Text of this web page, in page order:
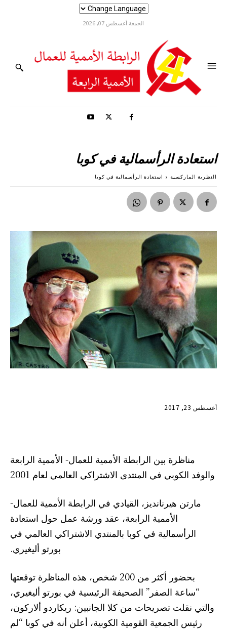
الجمعة أغسطس 07, 2026
استعادة الرأسمالية في كوبا
النظرية الماركسية استعادة الرأسمالية في كوبا
أغسطس 23, 2017
مناظرة بين الرابطة الأممية للعمال- الأممية الرابعة
والوفد الكوبي في المنتدى الاشتراكي العالمي لعام 2001
مارتن هيرنانديز، القيادي في الرابطة الأممية للعمال-
الأممية الرابعة، عقد ورشة عمل حول استعادة
الرأسمالية في كوبا بالمنتدي الاشتراكي العالمي في
بورتو أليغيري.
بحضور أكثر من 200 شخص، هذه المناظرة توقعتها
“ساعة الصفر” الصحيفة الرئيسية في بورتو أليغيري،
والتي نقلت تصريحات من كلا الجانبين: ريكاردو ألاركون،
رئيس الجمعية القومية الكوبية، أعلن أنه في كوبا “لم